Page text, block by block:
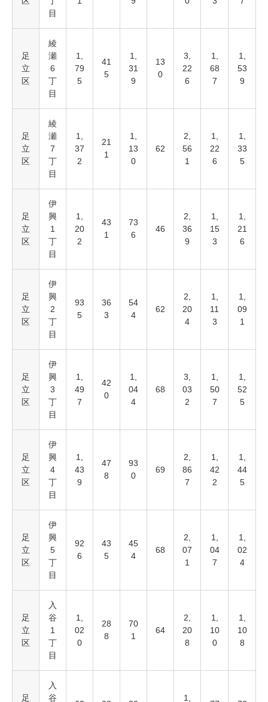
目
足
立
区
綾
瀬
6
丁
目
1,
79
5
41
5
1,
31
9
13
0
3,
22
6
1,
68
7
1,
53
9
足
立
区
綾
瀬
7
丁
目
1,
37
2
21
1
1,
13
0
62
2,
56
1
1,
22
6
1,
33
5
足
立
区
伊
興
1
丁
目
1,
20
2
43
1
73
6
46
2,
36
9
1,
15
3
1,
21
6
足
立
区
伊
興
2
丁
目
93
5
36
3
54
4
62
2,
20
4
1,
11
3
1,
09
1
足
立
区
伊
興
3
丁
目
1,
49
7
42
0
1,
04
4
68
3,
03
2
1,
50
7
1,
52
5
足
立
区
伊
興
4
丁
目
1,
43
9
47
8
93
0
69
2,
86
7
1,
42
2
1,
44
5
足
立
区
伊
興
5
丁
目
92
6
43
5
45
4
68
2,
07
1
1,
04
7
1,
02
4
足
立
区
入
谷
1
丁
目
1,
02
0
28
8
70
1
64
2,
20
8
1,
10
0
1,
10
8
足
入
谷
1,